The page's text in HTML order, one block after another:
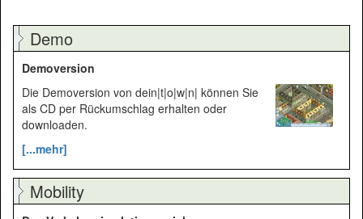
Demo
Demoversion
Die Demoversion von dein|t|o|w|n| können Sie
als CD per Rückumschlag erhalten oder
downloaden.
[...mehr]
Mobility